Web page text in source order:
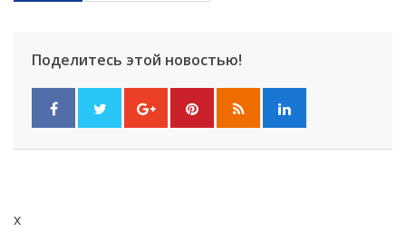
Поделитесь этой новостью!
x